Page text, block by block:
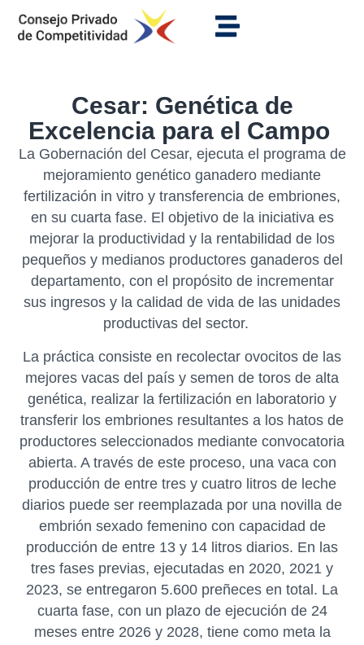
Cesar: Genética de
Excelencia para el Campo
La Gobernación del Cesar, ejecuta el programa de
mejoramiento genético ganadero mediante
fertilización in vitro y transferencia de embriones,
en su cuarta fase. El objetivo de la iniciativa es
mejorar la productividad y la rentabilidad de los
pequeños y medianos productores ganaderos del
departamento, con el propósito de incrementar
sus ingresos y la calidad de vida de las unidades
productivas del sector.
La práctica consiste en recolectar ovocitos de las
mejores vacas del país y semen de toros de alta
genética, realizar la fertilización en laboratorio y
transferir los embriones resultantes a los hatos de
productores seleccionados mediante convocatoria
abierta. A través de este proceso, una vaca con
producción de entre tres y cuatro litros de leche
diarios puede ser reemplazada por una novilla de
embrión sexado femenino con capacidad de
producción de entre 13 y 14 litros diarios. En las
tres fases previas, ejecutadas en 2020, 2021 y
2023, se entregaron 5.600 preñeces en total. La
cuarta fase, con un plazo de ejecución de 24
meses entre 2026 y 2028, tiene como meta la